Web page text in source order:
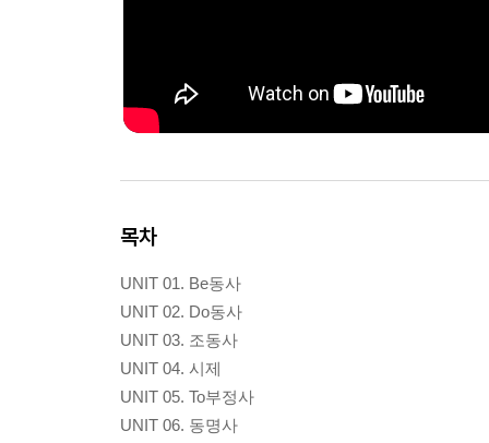
목차
UNIT 01. Be동사
UNIT 02. Do동사
UNIT 03. 조동사
UNIT 04. 시제
UNIT 05. To부정사
UNIT 06. 동명사